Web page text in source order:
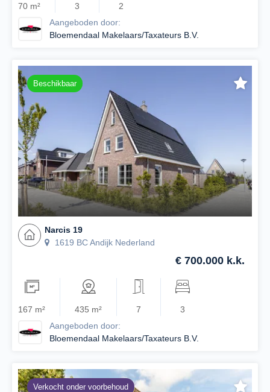
70 m² 3
2
Aangeboden door:
Bloemendaal Makelaars/Taxateurs B.V.
Beschikbaar
Narcis 19
1619 BC Andijk Nederland
€ 700.000 k.k.
167 m² 435 m² 7
3
Aangeboden door:
Bloemendaal Makelaars/Taxateurs B.V.
Verkocht onder voorbehoud